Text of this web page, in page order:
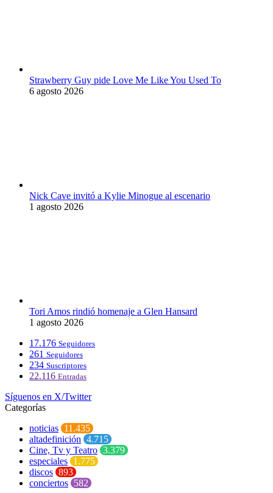
Strawberry Guy pide Love Me Like You Used To
6 agosto 2026
Nick Cave invitó a Kylie Minogue al escenario
1 agosto 2026
Tori Amos rindió homenaje a Glen Hansard
1 agosto 2026
17.176 Seguidores
261 Seguidores
234 Suscriptores
22.116 Entradas
Síguenos en X/Twitter
Categorías
noticias 11.435
altadefinición 4.715
Cine, Tv y Teatro 3.379
especiales 1.775
discos 893
conciertos 582